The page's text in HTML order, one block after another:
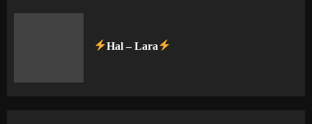
Hal – Lara